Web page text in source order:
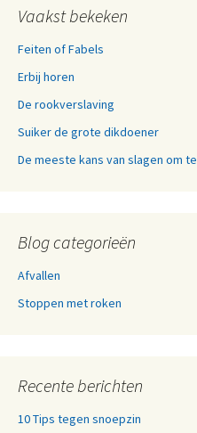
Vaakst bekeken
Feiten of Fabels
Erbij horen
De rookverslaving
Suiker de grote dikdoener
De meeste kans van slagen om
Blog categorieën
Afvallen
Stoppen met roken
Recente berichten
10 Tips tegen snoepzin